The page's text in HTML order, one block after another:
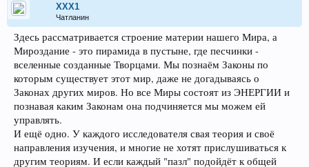
XXX1
Чатланин
Здесь рассматривается строение материи нашего Мира, а
Мироздание - это пирамида в пустыне, где песчинки -
вселенные созданные Творцами. Мы познаём Законы по
которым существует этот мир, даже не догадываясь о
Законах других миров. Но все Миры состоят из ЭНЕРГИИ и
познавая каким Законам она подчиняется мы можем ей
управлять.
И ещё одно. У каждого исследователя свая теория и своё
направления изучения, и многие не хотят прислушиваться к
другим теориям. И если каждый "пазл" подойдёт к общей